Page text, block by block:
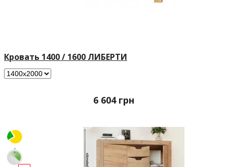
Кровать 1400 / 1600 ЛИБЕРТИ
6 604 грн